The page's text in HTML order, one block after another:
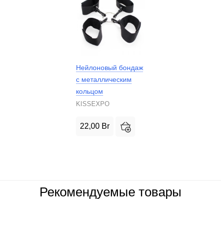
Нейлоновый бондаж
с металлическим
кольцом
KISSEXPO
22,00 Br
Рекомендуемые товары